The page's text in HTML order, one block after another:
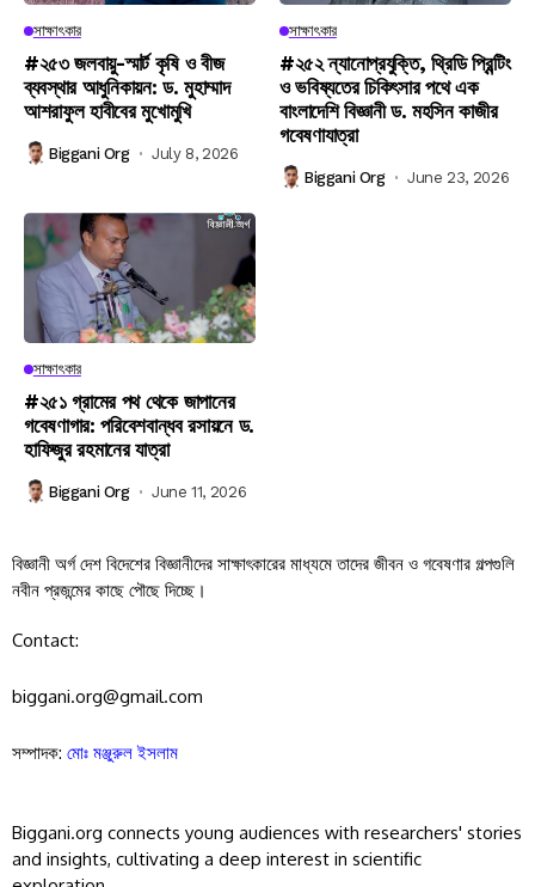
সাক্ষাৎকার
#২৫৩ জলবায়ু-স্মার্ট কৃষি ও বীজ
ব্যবস্থার আধুনিকায়ন: ড. মুহাম্মাদ
আশরাফুল হাবীবের মুখোমুখি
Biggani Org July 8, 2026
সাক্ষাৎকার
#২৫২ ন্যানোপ্রযুক্তি, থ্রিডি প্রিন্টিং
ও ভবিষ্যতের চিকিৎসার পথে এক
বাংলাদেশি বিজ্ঞানী ড. মহসিন কাজীর
গবেষণাযাত্রা
Biggani Org June 23, 2026
সাক্ষাৎকার
#২৫১ গ্রামের পথ থেকে জাপানের
গবেষণাগার: পরিবেশবান্ধব রসায়নে ড.
হাফিজুর রহমানের যাত্রা
Biggani Org June 11, 2026
বিজ্ঞানী অর্গ দেশ বিদেশের বিজ্ঞানীদের সাক্ষাৎকারের মাধ্যমে তাদের জীবন ও গবেষণার গল্পগুলি
নবীন প্রজন্মের কাছে পৌছে দিচ্ছে।
Contact:
biggani.org@gmail.com
সম্পাদক: মোঃ মঞ্জুরুল ইসলাম
Biggani.org connects young audiences with researchers' stories
and insights, cultivating a deep interest in scientific